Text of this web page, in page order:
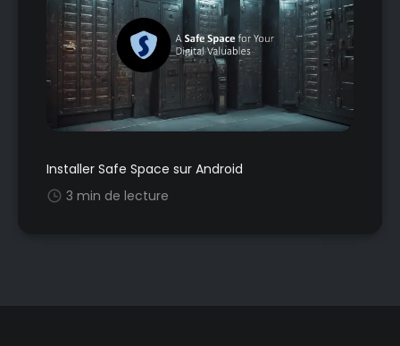
Installer Safe Space sur Android
3 min de lecture